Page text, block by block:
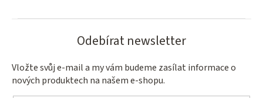
Odebírat newsletter
Vložte svůj e-mail a my vám budeme zasílat informace o
nových produktech na našem e-shopu.